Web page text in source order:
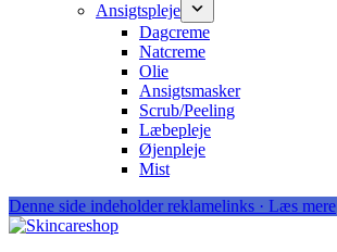
Ansigtspleje
Dagcreme
Natcreme
Olie
Ansigtsmasker
Scrub/Peeling
Læbepleje
Øjenpleje
Mist
Denne side indeholder reklamelinks · Læs mere